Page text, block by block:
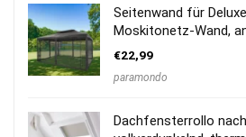
Seitenwand für
Moskitonetz-Wand,
€22,99
paramondo
Dachfensterrollo